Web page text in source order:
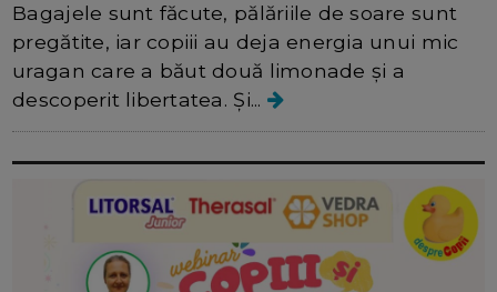
Bagajele sunt făcute, pălăriile de soare sunt
pregătite, iar copiii au deja energia unui mic
uragan care a băut două limonade și a
descoperit libertatea. Și...